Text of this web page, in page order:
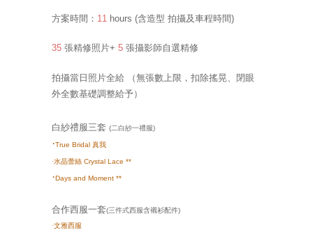
方案時間： 11 hours (含造型 拍攝及車程時間)
35 張精修照片+ 5 張攝影師自選精修
拍攝當日照片全給
（無張數上限，扣除搖晃、閉眼
外全數基礎調整給予）
白紗禮服三套 (二白紗一禮服)
·True Bridal 真我
·水晶蕾絲 Crystal Lace **
·Days and Moment **
合作西服一套(三件式西服含襯衫配件)
·文雅西服